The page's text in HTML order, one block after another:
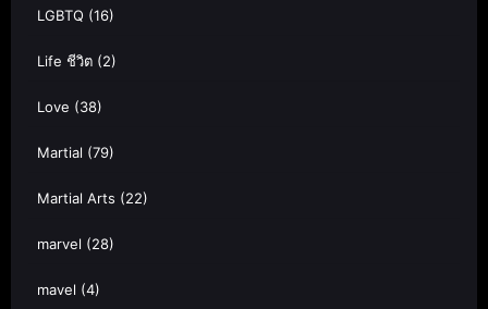
LGBTQ (16)
Life ชีวิต (2)
Love (38)
Martial (79)
Martial Arts (22)
marvel (28)
mavel (4)